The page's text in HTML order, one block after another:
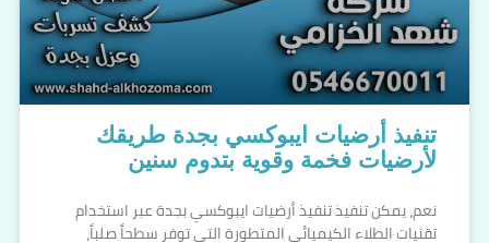
تنفيذ أرضيات ايبوكسي بجدة طريقك
لأرضيات فخمة وقوية بتدوم سنين
نعم، يمكن تنفيذ تنفيذ أرضيات ايبوكسي بجدة عبر استخدام
تقنيات الطلاء الكيميائي المتطورة التي توفر سطحاً صلباً،